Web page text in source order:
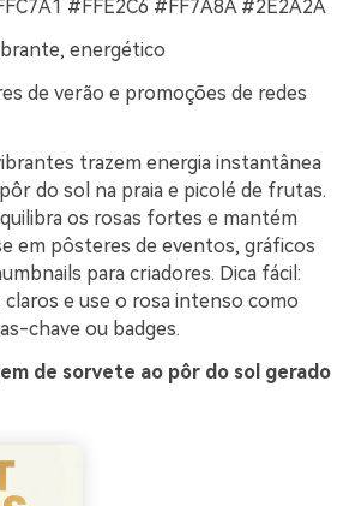
#FFE2C6 #FF7A8A #2E2A2A
energético
de verão e promoções de redes
trazem energia instantânea
do sol na praia e picolé de frutas.
os rosas fortes e mantém
em pôsteres de eventos, gráficos
para criadores. Dica fácil:
e use o rosa intenso como
chave ou badges.
de sorvete ao pôr do sol gerado